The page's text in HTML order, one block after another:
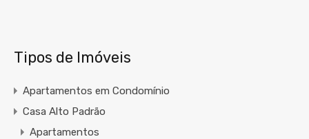
Tipos de Imóveis
Apartamentos em Condomínio
Casa Alto Padrão
Apartamentos